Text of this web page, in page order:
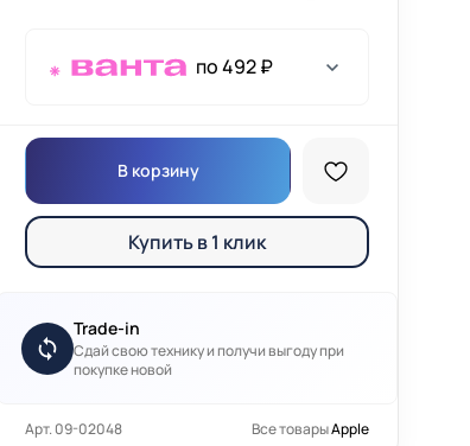
по 492 ₽
В корзину
Купить в 1 клик
Trade-in
Сдай свою технику и получи выгоду при
покупке новой
Арт. 09-02048 Все товарыApple